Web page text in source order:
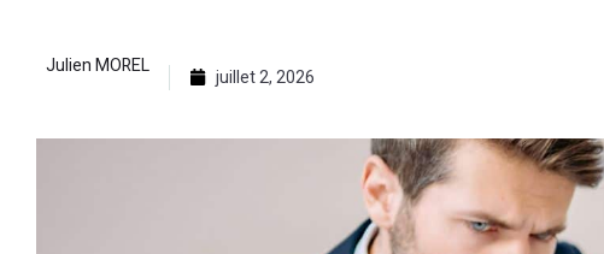
Julien MOREL juillet 2, 2026